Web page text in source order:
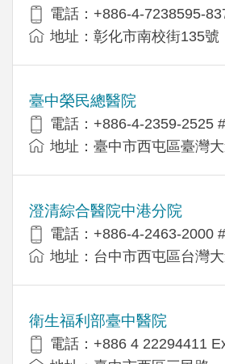
電話：+886-4-7238595-
地址：彰化市南校街135號
臺中榮民總醫院
電話：+886-4-2359-2525
地址：臺中市西屯區臺灣
澄清綜合醫院中港分院
電話：+886-4-2463-2000
地址：台中市西屯區台灣
衛生福利部臺中醫院
電話：+886 4 22294411